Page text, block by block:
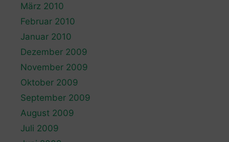
März 2010
Februar 2010
Januar 2010
Dezember 2009
November 2009
Oktober 2009
September 2009
August 2009
Juli 2009